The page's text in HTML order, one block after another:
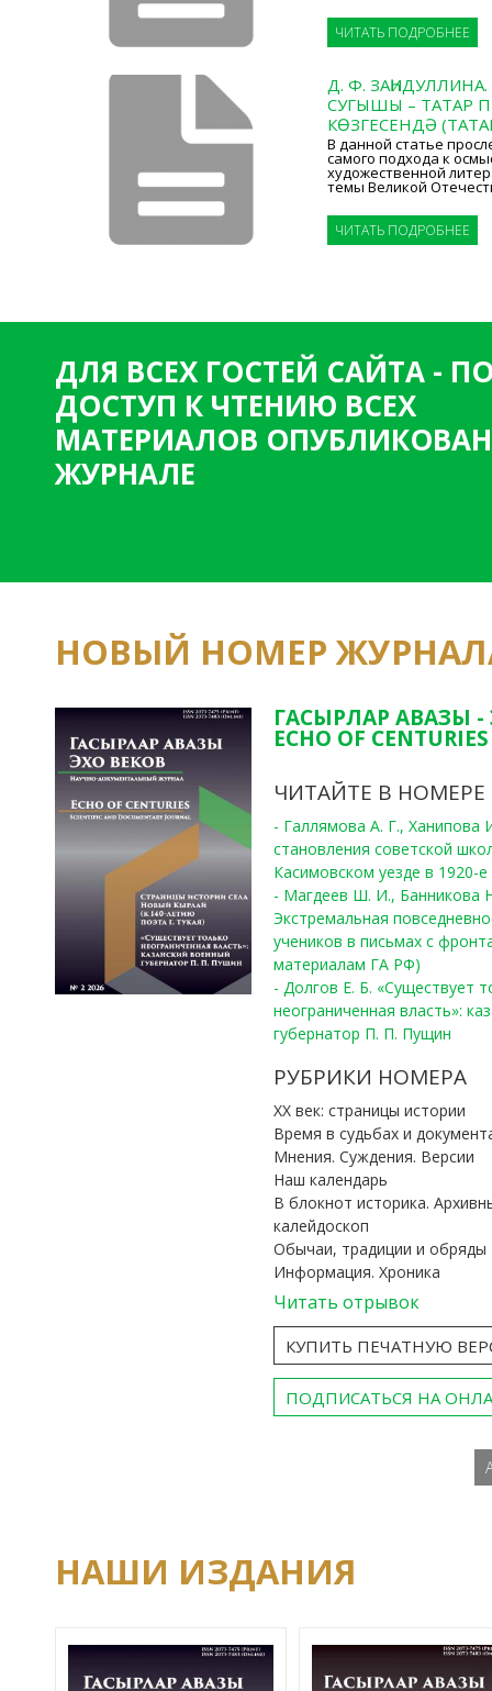
ЧИТАТЬ ПОДРОБНЕЕ
Д. Ф.
СУГЫШЫ – ТАТАР
КӨЗГЕСЕНДӘ
В данной статье
самого подхода к
художественной
темы Великой
ЧИТАТЬ ПОДРОБНЕЕ
ДЛЯ ВСЕХ ГОСТЕЙ САЙТА -
ДОСТУП К ЧТЕНИЮ ВСЕХ
МАТЕРИАЛОВ
ЖУРНАЛЕ
НОВЫЙ НОМЕР
ГАСЫРЛАР АВАЗЫ -
ECHO OF
ЧИТАЙТЕ В НОМЕРЕ
- Галлямова А. Г.,
становления советской
Касимовском уезде в 1920-е
- Магдеев Ш. И., Банникова
Экстремальная
учеников в письмах с
материалам ГА РФ)
- Долгов Е. Б. «Существует
неограниченная власть»:
губернатор П. П. Пущин
РУБРИКИ НОМЕРА
ХХ век: страницы истории
Время в судьбах и
Мнения. Суждения. Версии
Наш календарь
В блокнот историка.
калейдоскоп
Обычаи, традиции и обряды
Информация. Хроника
Читать отрывок
КУПИТЬ ПЕЧАТНУЮ
ПОДПИСАТЬСЯ НА
НАШИ ИЗДАНИЯ